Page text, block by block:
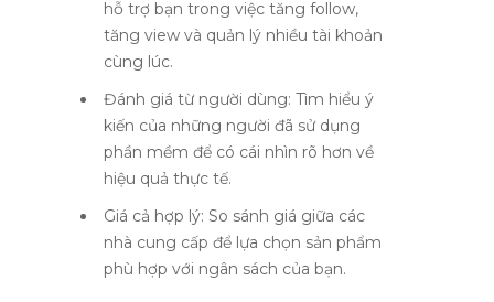
hỗ trợ bạn trong việc tăng follow,
tăng view và quản lý nhiều tài khoản
cùng lúc.
Đánh giá từ người dùng: Tìm hiểu ý
kiến của những người đã sử dụng
phần mềm để có cái nhìn rõ hơn về
hiệu quả thực tế.
Giá cả hợp lý: So sánh giá giữa các
nhà cung cấp để lựa chọn sản phẩm
phù hợp với ngân sách của bạn.